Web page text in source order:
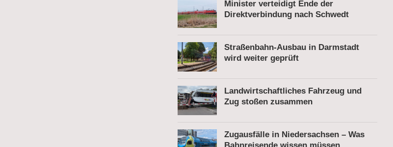
Minister verteidigt Ende der
Direktverbindung nach Schwedt
Straßenbahn-Ausbau in Darmstadt
wird weiter geprüft
Landwirtschaftliches Fahrzeug und
Zug stoßen zusammen
Zugausfälle in Niedersachsen – Was